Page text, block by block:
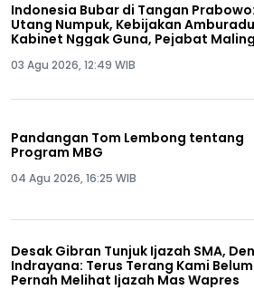
Indonesia Bubar di Tangan Prabowo:
Utang Numpuk, Kebijakan
Kabinet Nggak Guna, Pejabat Maling
03 Agu 2026, 12:49 WIB
Pandangan Tom Lembong tentang
Program MBG
04 Agu 2026, 16:25 WIB
Desak Gibran Tunjuk Ijazah SMA,
Indrayana: Terus Terang Kami Belum
Pernah Melihat Ijazah Mas Wapres